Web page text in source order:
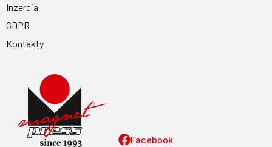
Facebook
Inzercia
GDPR
Kontakty